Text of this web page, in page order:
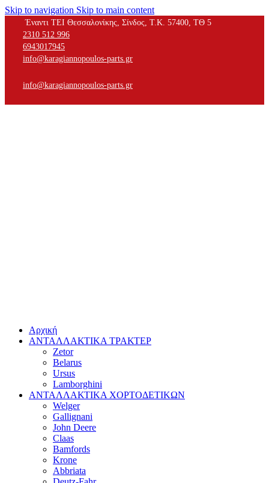
Skip to navigation Skip to main content
Έναντι ΤΕΙ Θεσσαλονίκης, Σίνδος, Τ.Κ. 57400, ΤΘ 5
2310 512 996
6943017945
info@karagiannopoulos-parts.gr
info@karagiannopoulos-parts.gr
Αρχική
ΑΝΤΑΛΛΑΚΤΙΚΑ ΤΡΑΚΤΕΡ
Zetor
Belarus
Ursus
Lamborghini
ΑΝΤΑΛΛΑΚΤΙΚΑ ΧΟΡΤΟΔΕΤΙΚΩΝ
Welger
Gallignani
John Deere
Claas
Bamfords
Krone
Abbriata